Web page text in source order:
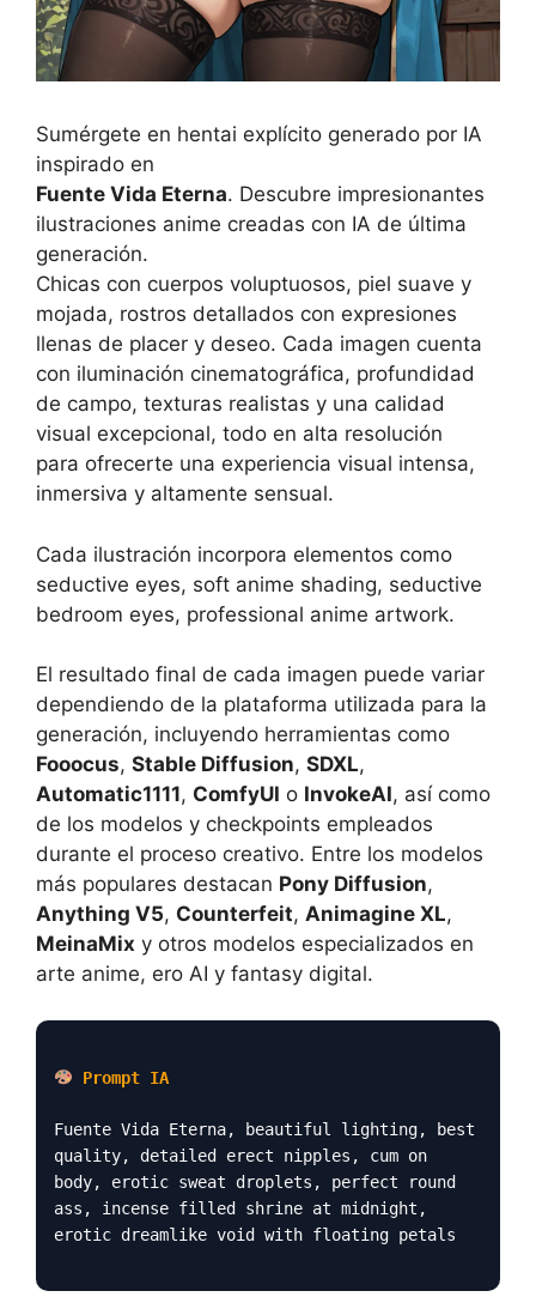
Sumérgete en hentai explícito generado por IA
inspirado en
Fuente Vida Eterna. Descubre impresionantes
ilustraciones anime creadas con IA de última
generación.
Chicas con cuerpos voluptuosos, piel suave y
mojada, rostros detallados con expresiones
llenas de placer y deseo. Cada imagen cuenta
con iluminación cinematográfica, profundidad
de campo, texturas realistas y una calidad
visual excepcional, todo en alta resolución
para ofrecerte una experiencia visual intensa,
inmersiva y altamente sensual.
Cada ilustración incorpora elementos como
seductive eyes, soft anime shading, seductive
bedroom eyes, professional anime artwork.
El resultado final de cada imagen puede variar
dependiendo de la plataforma utilizada para la
generación, incluyendo herramientas como
Fooocus, Stable Diffusion, SDXL,
Automatic1111, ComfyUI o InvokeAI, así como
de los modelos y checkpoints empleados
durante el proceso creativo. Entre los modelos
más populares destacan Pony Diffusion,
Anything V5, Counterfeit, Animagine XL,
MeinaMix y otros modelos especializados en
arte anime, ero AI y fantasy digital.
Prompt IA
Fuente Vida Eterna, beautiful lighting, best
quality, detailed erect nipples, cum on
body, erotic sweat droplets, perfect round
ass, incense filled shrine at midnight,
erotic dreamlike void with floating petals